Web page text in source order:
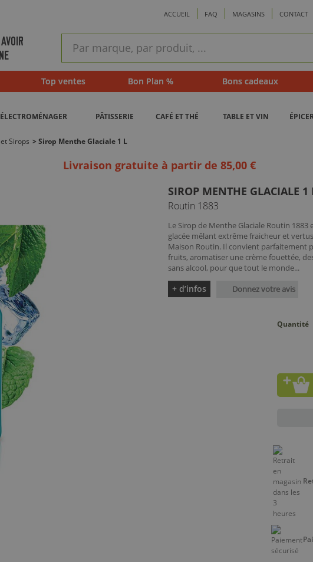
ACCUEIL FAQ MAGASINS CONTACT
rapide
Top ventes Bon Plan % Bons cadeaux
ÉLECTROMÉNAGER PÂTISSERIE CAFÉ ET THÉ TABLE ET VIN
Sirops > Sirop Menthe Glaciale 1 L
Livraison gratuite à partir de 85,00 €
SIROP MENTHE GLACIALE 1
Routin 1883
Le Sirop de Menthe Glaciale Routin
glacée mêlant extrême fraicheur et
Maison Routin. Il convient parfaitement
fruits, aromatiser une crème fouettée,
sans alcool, pour que tout le monde...
+ d’infos Donnez votre avis
Quantité